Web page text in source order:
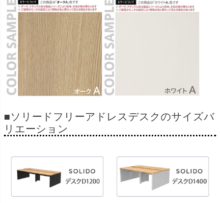
■ソリードフリーアドレスデスクのサイズバ
リエーション